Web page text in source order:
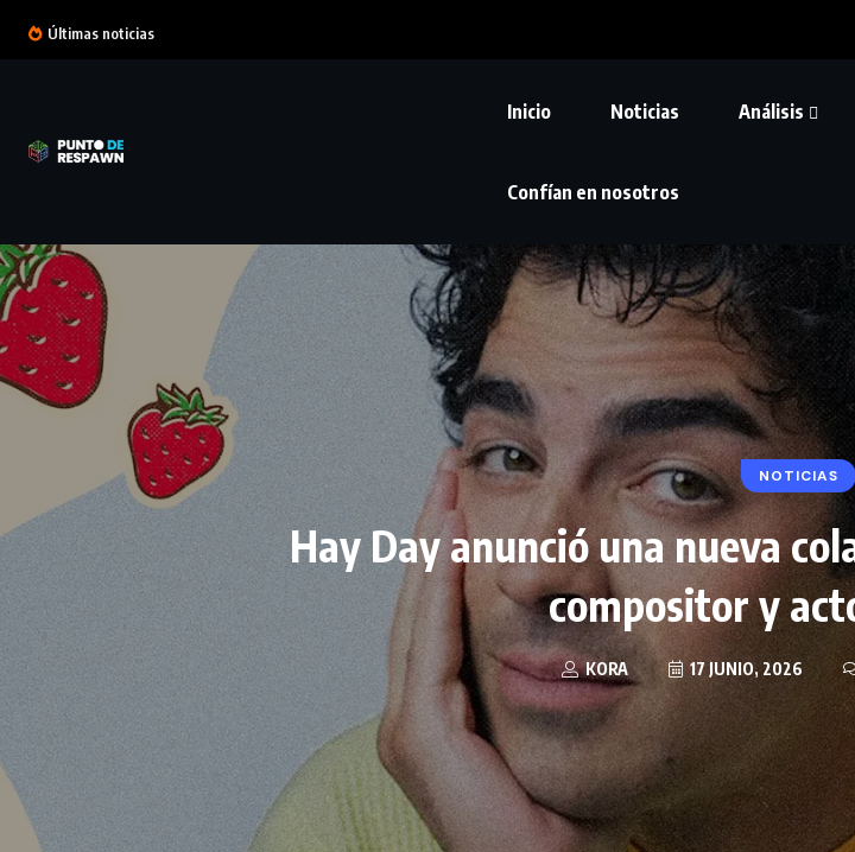
Últimas noticias
Inicio Noticias Análisis
Confían en nosotros
NOTICIAS
Hay Day anunció una nueva
compositor y
KORA 17 JUNIO, 2026